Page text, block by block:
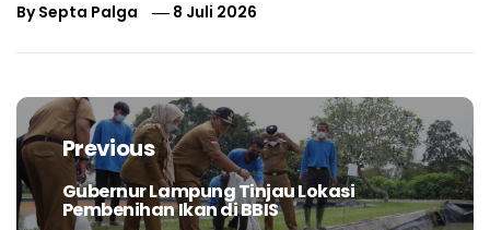
BySepta Palga 8 Juli 2026
Navigasi
posPrevious
Previous
post:
Gubernur Lampung Tinjau Lokasi
Pembenihan Ikan di BBIS